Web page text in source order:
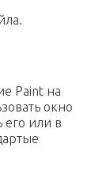
Paint на
окно
его или в